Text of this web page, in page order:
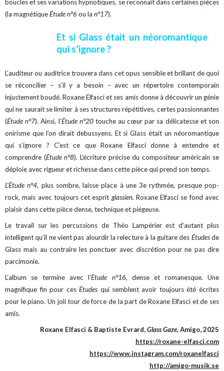
boucles et ses variations hypnotiques, se reconnaît dans certaines pièces
(la magnétiqueÉtude n°6ou lan°17).
Et si Glass était un néoromantique
qui s’ignore ?
L’auditeur ou auditrice trouvera dans cet opus sensible et brillant de quoi
se réconcilier – s’il y a besoin – avec un répertoire contemporain
injustement boudé. Roxane Elfasci et ses amis donne à découvrir un génie
qui ne saurait se limiter à ses structures répétitives, certes passionnantes
(Étude n°7). Ainsi, l’Étude n°20touche au cœur par sa délicatesse et son
onirisme que l’on dirait debussyens. Et si Glass était un néoromantique
qui s’ignore ? C’est ce que Roxane Elfasci donne à entendre et
comprendre (Étude n°8). L’écriture précise du compositeur américain se
déploie avec rigueur et richesse dans cette pièce qui prend son temps.
L’Étude n°4, plus sombre, laisse place à une 3e rythmée, presque pop-
rock, mais avec toujours cet esprit glassien. Roxane Elfasci se fond avec
plaisir dans cette pièce dense, technique et piégeuse.
Le travail sur les percussions de Théo Lampérier est d’autant plus
intelligent qu’il ne vient pas alourdir la relecture à la guitare des Étudesde
Glass mais au contraire les ponctuer avec discrétion pour ne pas dire
parcimonie.
L’album se termine avec l’Étude n°16, dense et romanesque. Une
magnifique fin pour cesÉtudes qui semblent avoir toujours été écrites
pour le piano. Un joli tour de force de la part de Roxane Elfasci et de ses
amis.
Roxane Elfasci & Baptiste Evrard,Glass Gaze, Amigo, 2025
https://roxane-elfasci.com
https://www.instagram.com/roxanelfasci
http://amigo-musik.se